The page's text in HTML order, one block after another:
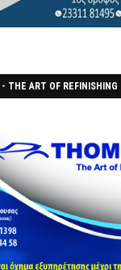
THE ART OF REFINISHING